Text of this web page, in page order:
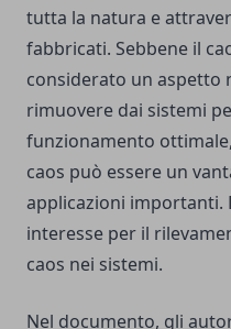
tutta la natura e
fabbricati. Sebbene il
considerato un aspetto
rimuovere dai sistemi
funzionamento
caos può essere un
applicazioni importanti.
interesse per il
caos nei sistemi.
Nel documento, gli